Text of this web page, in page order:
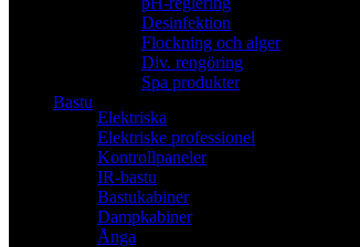
Desinfektion
Flockning och alger
Div. rengöring
Spa produkter
Bastu
Elektriska
Elektriske professionel
Kontrollpaneler
IR-bastu
Bastukabiner
Dampkabiner
Ånga